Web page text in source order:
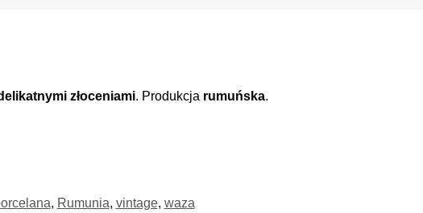
złoceniami. Produkcja rumuńska.
, Rumunia, vintage, waza